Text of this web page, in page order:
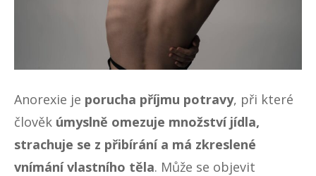
Anorexie je porucha příjmu potravy, při které
člověk úmyslně omezuje množství jídla,
strachuje se z přibírání a má zkreslené
vnímání vlastního těla. Může se objevit